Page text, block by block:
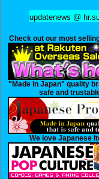
updatenews @
Check out our most
"Made in Japan" quality
safe and
We love Japanese